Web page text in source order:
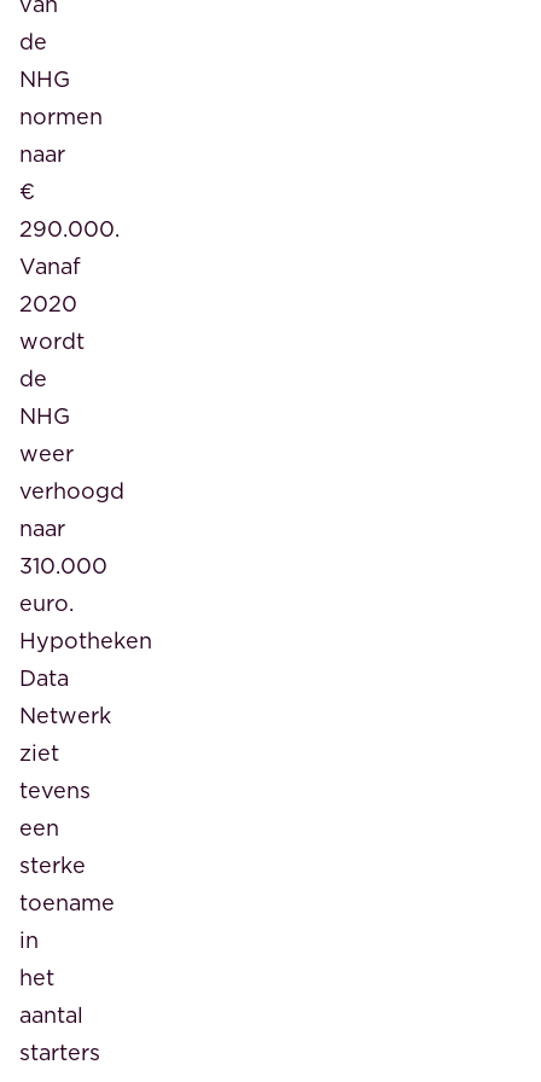
de
NHG
normen
naar
€
290.000.
Vanaf
2020
wordt
de
NHG
weer
verhoogd
naar
310.000
euro.
Hypotheken
Data
Netwerk
ziet
tevens
een
sterke
toename
in
het
aantal
starters